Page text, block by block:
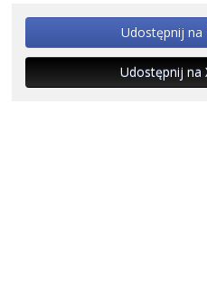
Udostępnij na
Udostępnij na